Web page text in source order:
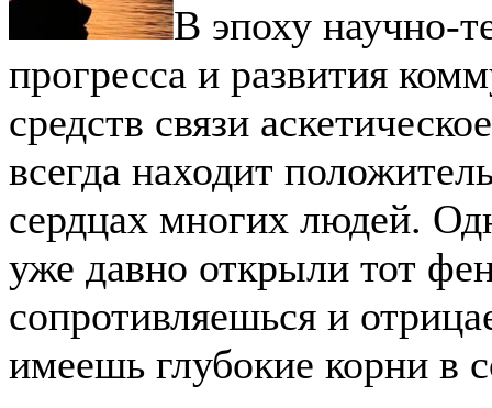
В эпоху научно-
прогресса и развития
средств связи
всегда находит
сердцах многих людей.
уже давно открыли тот
сопротивляешься и
имеешь глубокие корни в